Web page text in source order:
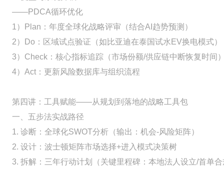
——PDCA循环优化
1）Plan：年度全球化战略评审（结合AI趋势预测）
2）Do：区域试点验证（如比亚迪在泰国试水EV换电模式）
3）Check：核心指标追踪（市场份额/供应链中断恢复时间
4）Act：更新风险数据库与组织流程
第四讲：工具赋能——从规划到落地的战略工具包
一、五步法实战路径
1. 诊断：全球化SWOT分析（输出：机会-风险矩阵）
2. 设计：波士顿矩阵市场选择+进入模式决策树
3. 拆解：三年行动计划（关键里程碑：本地法人设立/首单